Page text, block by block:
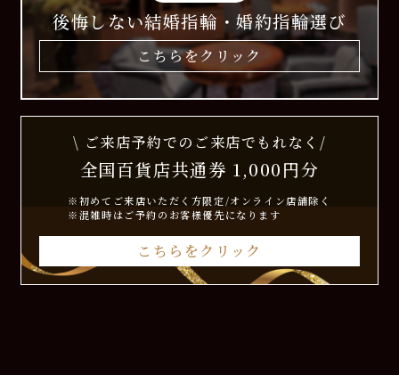
後悔しない結婚指輪・婚約指輪選び
こちらをクリック
\ ご来店予約でのご来店でもれなく/
全国百貨店共通券 1,000円分
※初めてご来店いただく方限定/オンライン店舗除く
※混雑時はご予約のお客様優先になります
こちらをクリック